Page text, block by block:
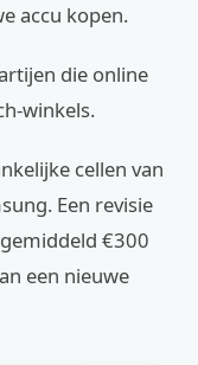
accu kopen.
die online
winkels.
cellen van
Een revisie
€300
een nieuwe